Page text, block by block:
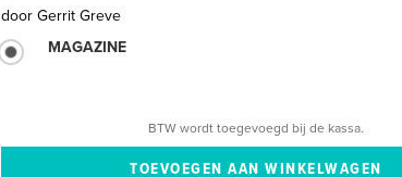
door Gerrit Greve
MAGAZINE
BTW wordt toegevoegd bij de kassa.